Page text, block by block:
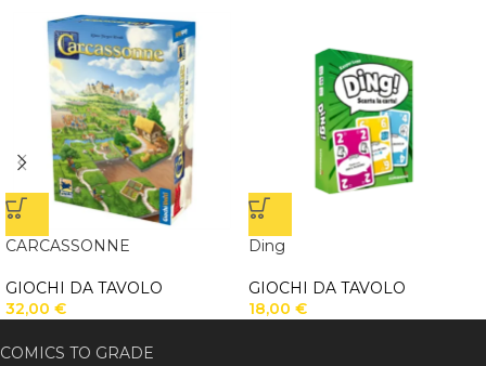
CARCASSONNE
GIOCHI DA TAVOLO
32,00 €
Ding
GIOCHI DA TAVOLO
18,00 €
COMICS TO GRADE